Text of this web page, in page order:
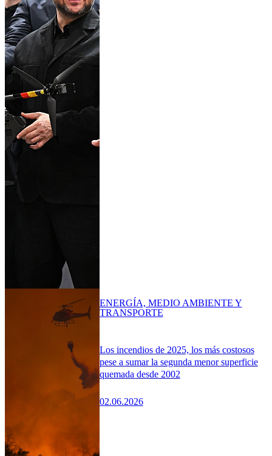
Los incendios de 2025, los más costosos
pese a sumar la segunda menor superficie
quemada desde 2002
02.06.2026
ENERGÍA, MEDIO AMBIENTE Y
TRANSPORTE